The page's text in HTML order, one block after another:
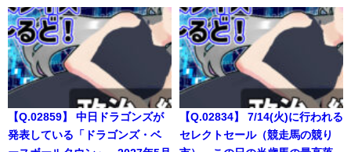
【Q.02859】 中日ドラゴンズが
発表している「ドラゴンズ・ベ
【Q.02834】 7/14(火)に行われる
セレクトセール（競走馬の競り